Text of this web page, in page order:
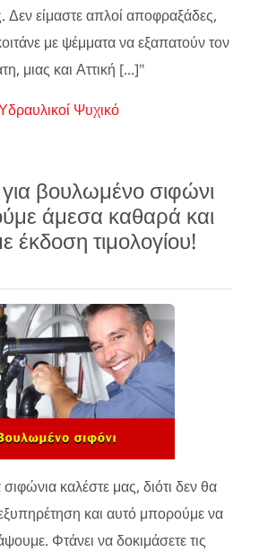
είμαστε απλοί αποφραξάδες,
με ψέμματα να εξαπατούν τον
μιας και Αττική [...]"
Ψυχικό
βουλωμένο σιφώνι
άμεσα καθαρά και
έκδοση τιμολογίου!
καλέστε μας, διότι δεν θα
και αυτό μπορούμε να
Φτάνει να δοκιμάσετε τις